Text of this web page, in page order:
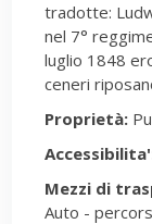
tradotte:
nel 7°
luglio 1848
ceneri
Proprietà:
Mezzi di
Auto -